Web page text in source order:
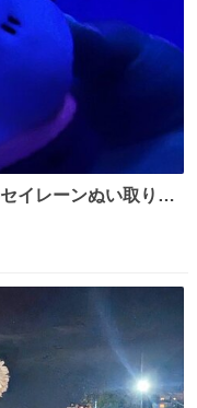
イレーンぬい取り出
かわ